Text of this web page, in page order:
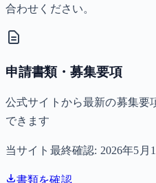
合わせください。
申請書類・募集要項
公式サイトから最新の募集要
できます
当サイト最終確認: 2026年5月
書類を確認